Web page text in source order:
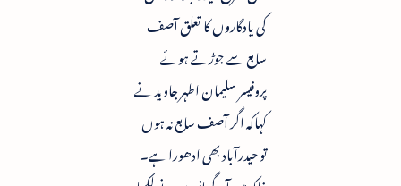
کی یادگاروں کا تعلق آصف
سابع سے جوڑتے ہوئے
پروفیسر سلیمان اطہر جاوید نے
کہاکہ اگر آصف سابع نہ ہوں
تو حیدرآباد بھی ادھورا ہے۔